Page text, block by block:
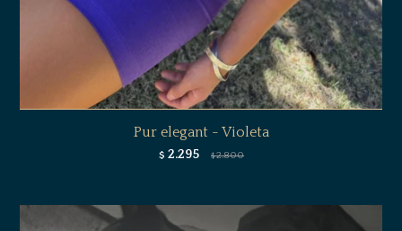
Pur elegant - Violeta
$ 2.295 $ 2.800